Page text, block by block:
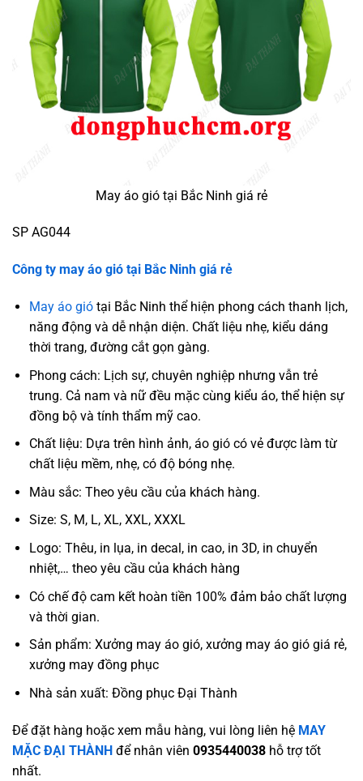
May áo gió tại Bắc Ninh giá rẻ
SP AG044
Công ty may áo gió tại Bắc Ninh giá rẻ
May áo giótại Bắc Ninh thể hiện phong cách thanh lịch,
năng động và dễ nhận diện. Chất liệu nhẹ, kiểu dáng
thời trang, đường cắt gọn gàng.
Phong cách: Lịch sự, chuyên nghiệp nhưng vẫn trẻ
trung. Cả nam và nữ đều mặc cùng kiểu áo, thể hiện sự
đồng bộ và tính thẩm mỹ cao.
Chất liệu: Dựa trên hình ảnh, áo gió có vẻ được làm từ
chất liệu mềm, nhẹ, có độ bóng nhẹ.
Màu sắc: Theo yêu cầu của khách hàng.
Size: S, M, L, XL, XXL, XXXL
Logo: Thêu, in lụa, in decal, in cao, in 3D, in chuyển
nhiệt,… theo yêu cầu của khách hàng
Có chế độ cam kết hoàn tiền 100% đảm bảo chất lượng
và thời gian.
Sản phẩm: Xưởng may áo gió, xưởng may áo gió giá rẻ,
xưởng may đồng phục
Nhà sản xuất: Đồng phục Đại Thành
Để đặt hàng hoặc xem mẫu hàng, vui lòng liên hệ MAY
MẶC ĐẠI THÀNH để nhân viên 0935440038 hỗ trợ tốt
nhất.